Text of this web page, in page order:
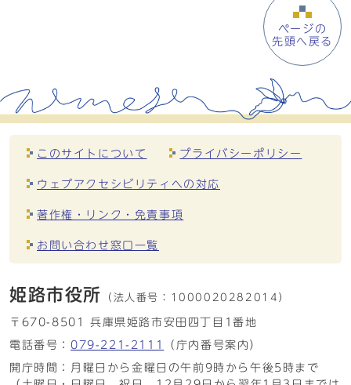
ページの
先頭へ戻る
このサイトについて プライバシーポリシー
ウェブアクセシビリティへの対応
著作権・リンク・免責事項
お問い合わせ窓口一覧
姫路市役所 （法人番号： 1000020282014）
〒670-8501 兵庫県姫路市安田四丁目1番地
電話番号： 079-221-2111
（庁内番号案内）
開庁時間：月曜日から金曜日の午前9時から午後5時まで